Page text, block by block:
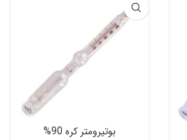
بوتیرومتر کره 90%